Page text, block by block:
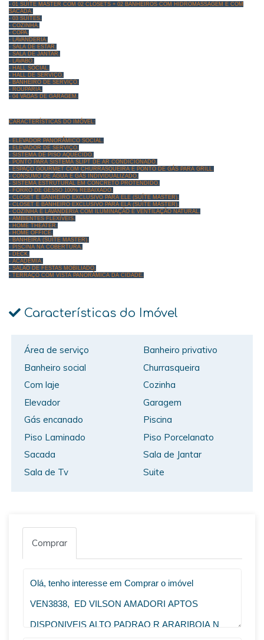
- 01 SUÍTE MASTER COM 02 CLOSETS + 02 BANHEIROS COM HIDROMASSAGEM E COM
SACADA.
- 03 SUÍTES.
- COZINHA.
- COPA.
- LAVANDERIA.
- SALA DE ESTAR.
- SALA DE JANTAR.
- LAVABO.
- HALL SOCIAL.
- HALL DE SERVIÇO.
- BANHEIRO DE SERVIÇO.
- ROUPARIA.
- 04 VAGAS DE GARAGEM.
CARACTERÍSTICAS DO IMÓVEL:
- ELEVADOR PANORÂMICO SOCIAL.
- ELEVADOR DE SERVIÇO.
- SISTEMA DE PISO AQUECIDO.
- PONTO PARA SISTEMA SLIPT DE AR CONDICIONADO.
- ESPAÇO GOURMET COM CHURRASQUEIRA E PONTO DE GÁS PARA GRILL.
- CONSUMO DE ÁGUA E GÁS INDIVIDUALIZADO.
- SISTEMA ESTRUTURAL EM CONCRETO PROTENDIDO.
- FORRO DE GESSO 100% REBAIXADO.
- CLOSET E BANHEIRO EXCLUSIVO PARA ELE (SUÍTE MASTER).
- CLOSET E BANHEIRO EXCLUSIVO PARA ELA (SUÍTE MASTER).
- COZINHA E LAVANDERIA COM ILUMINAÇÃO E VENTILAÇÃO NATURAL.
- AMBIENTES FLEXÍVEIS.
- HOME THEATER.
- HOME OFFICE.
- BANHEIRA (SUÍTE MASTER).
- PISCINA NA COBERTURA.
- DECK.
- ACADEMIA.
- SALÃO DE FESTAS MOBILIADO.
- TERRAÇO COM VISTA PANORÂMICA DA CIDADE.
Características do Imóvel
Área de serviço
Banheiro privativo
Banheiro social
Churrasqueira
Com laje
Cozinha
Elevador
Garagem
Gás encanado
Piscina
Piso Laminado
Piso Porcelanato
Sacada
Sala de Jantar
Sala de Tv
Suite
Comprar
VOLTAR